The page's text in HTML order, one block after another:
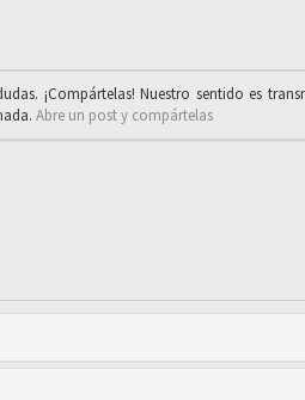
¡Compártelas! Nuestro sentido es
Abre un post y compártelas